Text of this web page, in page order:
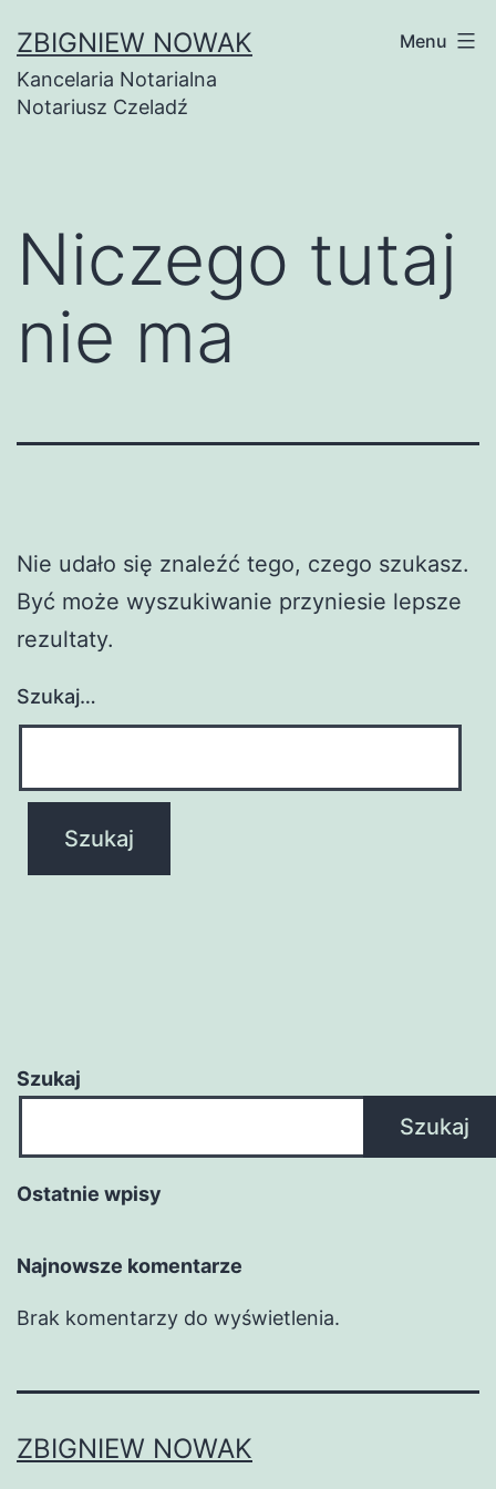
ZBIGNIEW NOWAK
Kancelaria Notarialna
Notariusz Czeladź
Menu
Niczego tutaj
nie ma
Nie udało się znaleźć tego, czego szukasz.
Być może wyszukiwanie przyniesie lepsze
rezultaty.
Szukaj…
Szukaj
Szukaj
Ostatnie wpisy
Najnowsze komentarze
Brak komentarzy do wyświetlenia.
ZBIGNIEW NOWAK